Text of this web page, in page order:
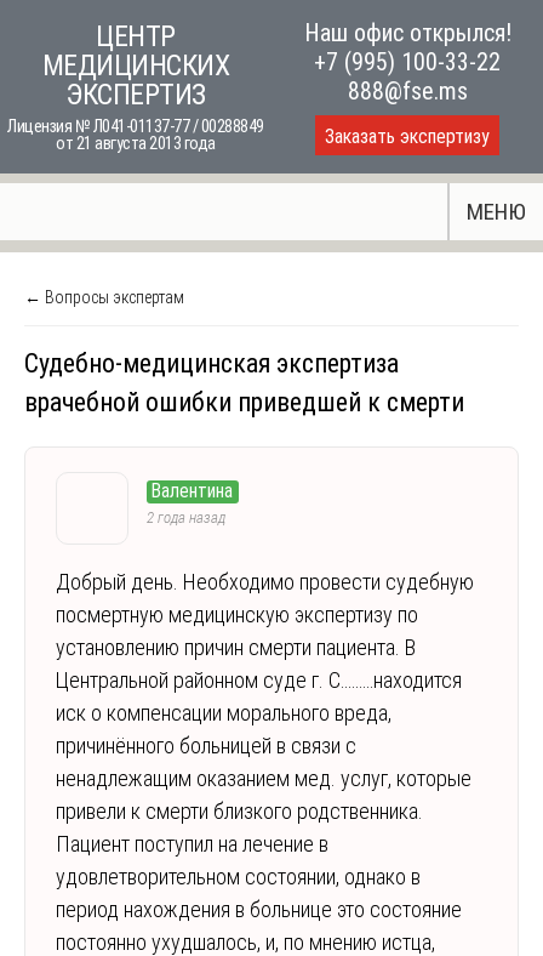
content
ЦЕНТР
МЕДИЦИНСКИХ
ЭКСПЕРТИЗ
Лицензия № Л041-01137-77 / 00288849
от 21 августа 2013 года
Наш офис открылся!
+7 (995) 100-33-22
888@fse.ms
Заказать экспертизу
МЕНЮ
← Вопросы экспертам
Судебно-медицинская экспертиза
врачебной ошибки приведшей к смерти
Валентина
2 года назад
Добрый день. Необходимо провести судебную
посмертную медицинскую экспертизу по
установлению причин смерти пациента. В
Центральной районном суде г. С………находится
иск о компенсации морального вреда,
причинённого больницей в связи с
ненадлежащим оказанием мед. услуг, которые
привели к смерти близкого родственника.
Пациент поступил на лечение в
удовлетворительном состоянии, однако в
период нахождения в больнице это состояние
постоянно ухудшалось, и, по мнению истца,